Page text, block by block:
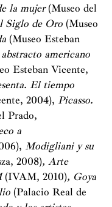
la mujer(Museo del
Siglo de Oro (Museo
(Museo Esteban
americano
Esteban Vicente,
El tiempo
2004), Picasso.
Prado,
a
Modigliani y su
2008), Arte
(IVAM, 2010), Goya
(Palacio Real de